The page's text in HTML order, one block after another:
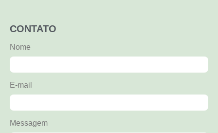
CONTATO
Nome
E-mail
Messagem